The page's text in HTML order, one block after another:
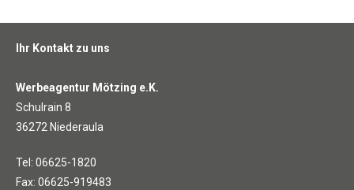
Ihr Kontakt zu uns
Werbeagentur Mötzing e.K.
Schulrain 8
36272 Niederaula
Tel: 06625-1820
Fax: 06625-919483